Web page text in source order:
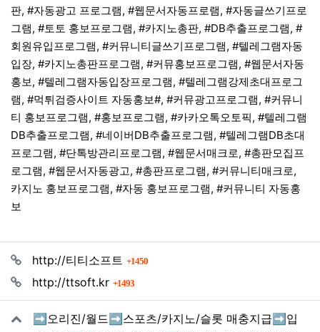
판, #자동광고 프로그램, #웹문서자동프로램, #자동글쓰기프로
그램, #토토 홍보프로그램, #카지노총판, #DB추출프로그램, #
회원유입프로그램, #커뮤니티글쓰기프로그램, #텔레그램자동
입장, #카지노총판프로그램, #커뮤홍보프로그램, #웹문서자동
홍보, #텔레그램자동입장프로그램, #텔레그램강제초대프로그
램, #먹튀검증사이트 자동홍보#, #커뮤광고프로그램, #커뮤니
티 홍보프로그램, #홍보프로그램, #카카오톡오토픽, #텔레그램
DB추출프로그램, #네이버DB추출프로그램, #텔레그램DB초대
프로그램, #단톡방관리프로그램, #웹문서매크로, #총판모집프
로그램, #웹문서자동광고, #총판프로그램, #커뮤니티매크로,
카지노 홍보프로그램, #자동 홍보프로그램, #커뮤니티 자동홍
보
http://티티소프트 1450회 연결
http://ttsoft.kr
1493회 연결
➡️오리진/월드➡️스포츠/카지노/슬롯 매충지급➡️입